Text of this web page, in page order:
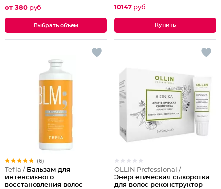
от 380 руб
Выбрать объем
10147 руб
(6)
Tefia / Бальзам для
интенсивного
восстановления волос
OLLIN Professional /
Энергетическая сыворотка
для волос реконструктор